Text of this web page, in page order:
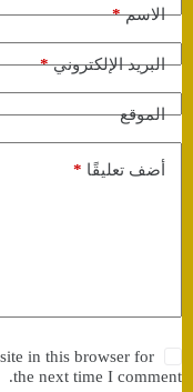
الاسم*
البريد الإلكتروني*
الموقع
أضف تعليقًا *
in this browser for
the next time I comment.